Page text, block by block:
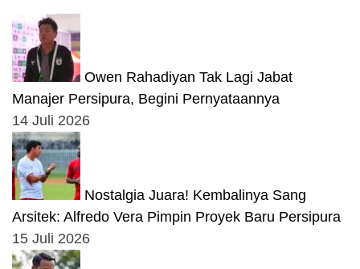
Owen Rahadiyan Tak Lagi Jabat
Manajer Persipura, Begini Pernyataannya
14 Juli 2026
Nostalgia Juara! Kembalinya Sang
Arsitek: Alfredo Vera Pimpin Proyek Baru Persipura
15 Juli 2026